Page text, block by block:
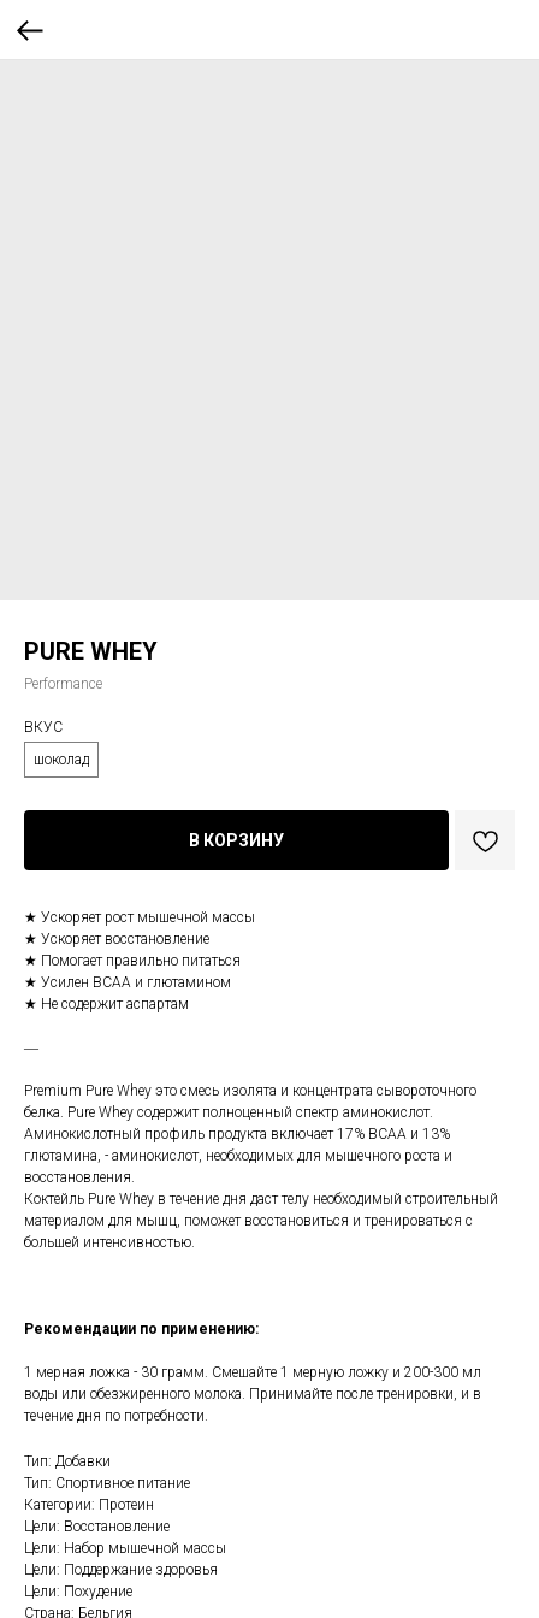
PURE WHEY
Performance
ВКУС
шоколад
В КОРЗИНУ
★ Ускоряет рост мышечной массы
★ Ускоряет восстановление
★ Помогает правильно питаться
★ Усилен BCAA и глютамином
★ Не содержит аспартам
―
Premium Pure Whey это смесь изолята и концентрата сывороточного
белка. Pure Whey содержит полноценный спектр аминокислот.
Аминокислотный профиль продукта включает 17% BCAA и 13%
глютамина, - аминокислот, необходимых для мышечного роста и
восстановления.
Коктейль Pure Whey в течение дня даст телу необходимый строительный
материалом для мышц, поможет восстановиться и тренироваться с
большей интенсивностью.
Рекомендации по применению:
1 мерная ложка - 30 грамм. Смешайте 1 мерную ложку и 200-300 мл
воды или обезжиренного молока. Принимайте после тренировки, и в
течение дня по потребности.
Тип: Добавки
Тип: Спортивное питание
Категории: Протеин
Цели: Восстановление
Цели: Набор мышечной массы
Цели: Поддержание здоровья
Цели: Похудение
Страна: Бельгия